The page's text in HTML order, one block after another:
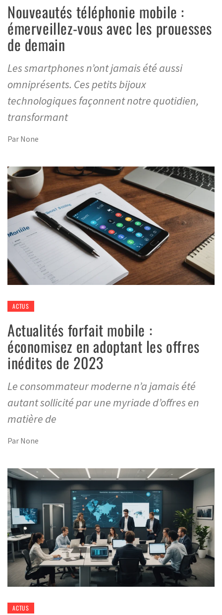
Nouveautés téléphonie mobile :
émerveillez-vous avec les prouesses
de demain
Les smartphones n’ont jamais été aussi
omniprésents. Ces petits bijoux
technologiques façonnent notre quotidien,
transformant
Par None
ACTUS
Actualités forfait mobile :
économisez en adoptant les offres
inédites de 2023
Le consommateur moderne n’a jamais été
autant sollicité par une myriade d’offres en
matière de
Par None
ACTUS